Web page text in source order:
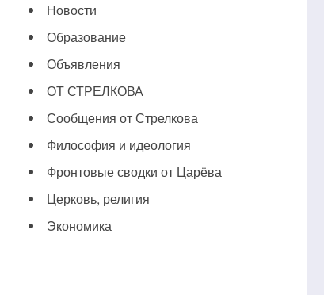
Новости
Образование
Объявления
ОТ СТРЕЛКОВА
Сообщения от Стрелкова
Философия и идеология
Фронтовые сводки от Царёва
Церковь, религия
Экономика